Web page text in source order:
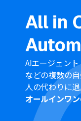
Reddit、
連携してくださ
トリガーは5分
間隔を選択でき
プランによって
ください。
All in
AIエージェン
などの複数の
人の代わりに
オールインワ